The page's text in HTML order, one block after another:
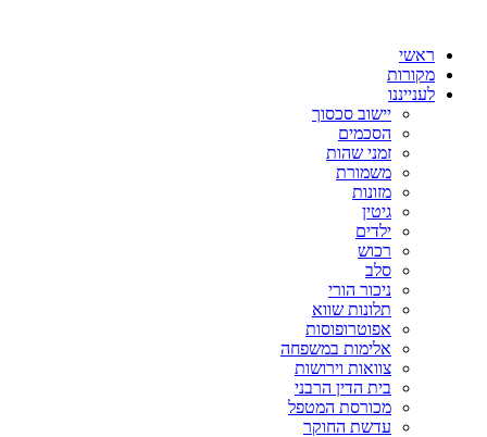
ראשי
מקורות
לענייננו
יישוב סכסוך
הסכמים
זמני שהות
משמורת
מזונות
גיטין
ילדים
רכוש
סלב
ניכור הורי
תלונות שווא
אפוטרופוסות
אלימות במשפחה
צוואות וירושות
בית הדין הרבני
מכורסת המטפל
עדשת החוקר